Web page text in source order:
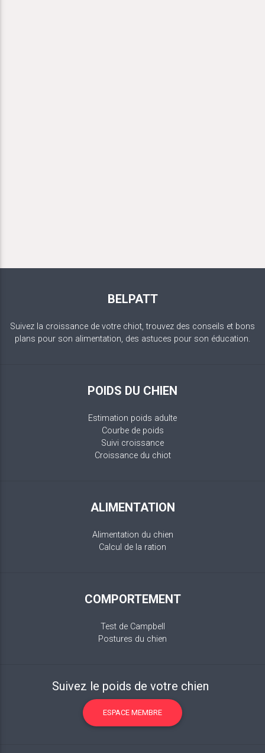
BELPATT
Suivez la croissance de votre chiot, trouvez des conseils et bons
plans pour son alimentation, des astuces pour son éducation.
POIDS DU CHIEN
Estimation poids adulte
Courbe de poids
Suivi croissance
Croissance du chiot
ALIMENTATION
Alimentation du chien
Calcul de la ration
COMPORTEMENT
Test de Campbell
Postures du chien
Suivez le poids de votre chien
ESPACE MEMBRE